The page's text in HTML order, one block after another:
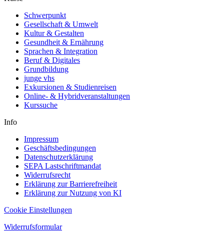
Schwerpunkt
Gesellschaft & Umwelt
Kultur & Gestalten
Gesundheit & Ernährung
Sprachen & Integration
Beruf & Digitales
Grundbildung
junge vhs
Exkursionen & Studienreisen
Online- & Hybridveranstaltungen
Kurssuche
Info
Impressum
Geschäftsbedingungen
Datenschutzerklärung
SEPA Lastschriftmandat
Widerrufsrecht
Erklärung zur Barrierefreiheit
Erklärung zur Nutzung von KI
Cookie Einstellungen
Widerrufsformular